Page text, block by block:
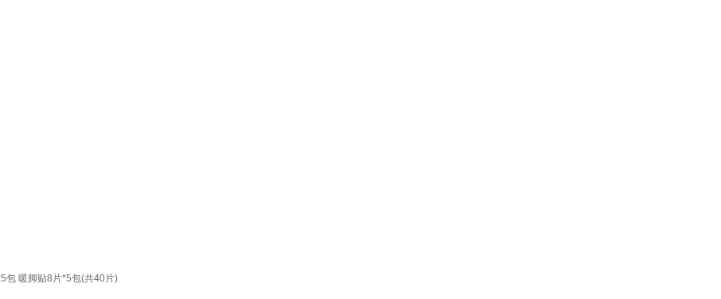
包 暖脚贴8片*5包(共40片)